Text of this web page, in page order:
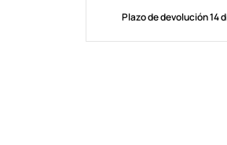
Plazo de devolución 14